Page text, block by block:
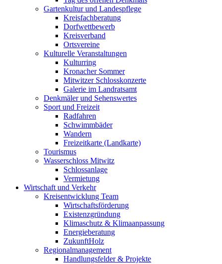
Gartenkultur und Landespflege
Kreisfachberatung
Dorfwettbewerb
Kreisverband
Ortsvereine
Kulturelle Veranstaltungen
Kulturring
Kronacher Sommer
Mitwitzer Schlosskonzerte
Galerie im Landratsamt
Denkmäler und Sehenswertes
Sport und Freizeit
Radfahren
Schwimmbäder
Wandern
Freizeitkarte (Landkarte)
Tourismus
Wasserschloss Mitwitz
Schlossanlage
Vermietung
Wirtschaft und Verkehr
Kreisentwicklung Team
Wirtschaftsförderung
Existenzgründung
Klimaschutz & Klimaanpassung
Energieberatung
ZukunftHolz
Regionalmanagement
Handlungsfelder & Projekte